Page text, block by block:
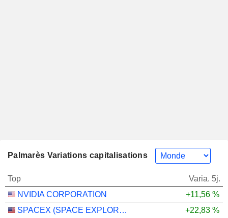
Palmarès Variations capitalisations
Top
Varia. 5j.
NVIDIA CORPORATION
+11,56 %
SPACEX (SPACE EXPLORATION TECHNOLOGIES)
+22,83 %